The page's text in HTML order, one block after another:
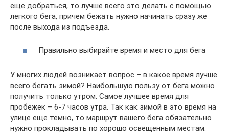
еще добраться, то лучше всего это делать с помощью
легкого бега, причем бежать нужно начинать сразу же
после выхода из подъезда.
Правильно выбирайте время и место для бега
У многих людей возникает вопрос – в какое время лучше
всего бегать зимой? Наибольшую пользу от бега можно
получить только утром. Самое лучшее время для
пробежек – 6-7 часов утра. Так как зимой в это время на
улице еще темно, то маршрут вашего бега обязательно
нужно прокладывать по хорошо освещенным местам.